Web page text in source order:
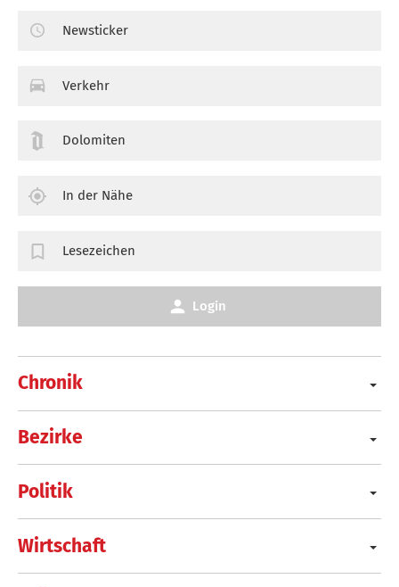
Chronik
Bezirke
Politik
Wirtschaft
Newsticker
Verkehr
Dolomiten
In der Nähe
Lesezeichen
Login